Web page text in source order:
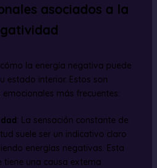
asociados a la
la energía negativa puede
estado interior. Estos son
más frecuentes:
: La sensación constante de
suele ser un indicativo claro
energías negativas. Esta
tiene una causa externa